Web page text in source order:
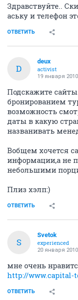
Здравствуйте..
аську и телефон
ОТВЕТИТЬ
D
deux
activist
19 января 2010
Подскажите
бронированием
возможность
даты в какую
названивать
Вобщем хочется
информации,а не
небольшими
Плиз хэлп:)
ОТВЕТИТЬ
S
Svetok
experienced
20 января 2010
мне очень
http://www.capital-
ОТВЕТИТЬ